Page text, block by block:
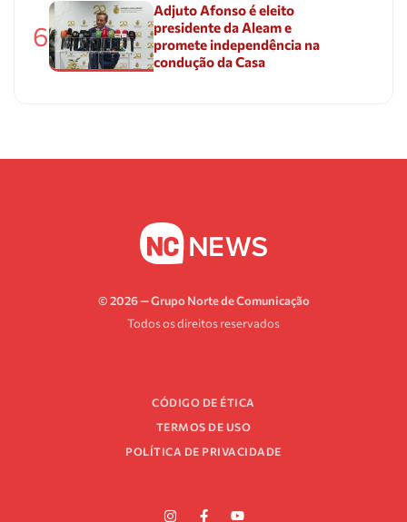
6
Adjuto Afonso é eleito
presidente da Aleam e
promete independência na
condução da Casa
© 2026 — Grupo Norte de Comunicação
Todos os direitos reservados
CÓDIGO DE ÉTICA
TERMOS DE USO
POLÍTICA DE PRIVACIDADE